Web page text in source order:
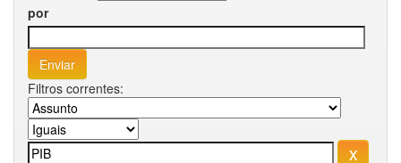
por
Filtros correntes: